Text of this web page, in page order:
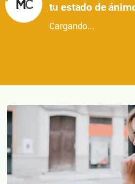
tu estado de
Cargando...